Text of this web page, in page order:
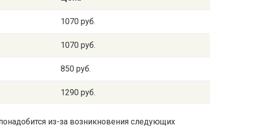
1070 руб.
1070 руб.
850 руб.
1290 руб.
из-за возникновения следующих